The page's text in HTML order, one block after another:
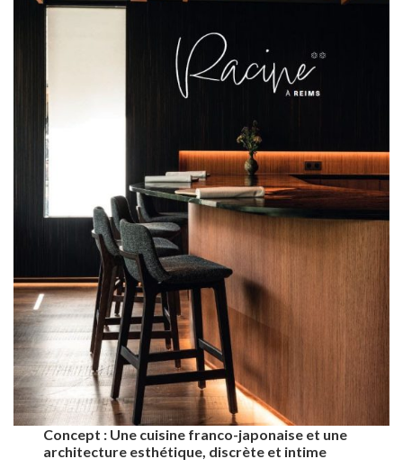
Concept : Une cuisine franco-japonaise et une
architecture esthétique, discrète et intime